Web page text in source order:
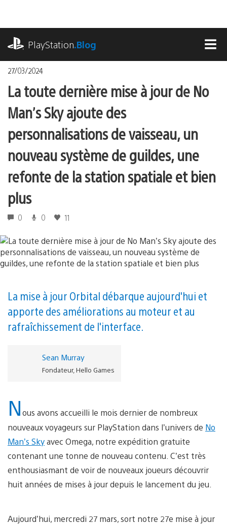
contenu
PlayStation.Blog
27/03/2024
La toute dernière mise à jour de No
Man’s Sky ajoute des
personnalisations de vaisseau, un
nouveau système de guildes, une
refonte de la station spatiale et bien
plus
0 0 11
La mise à jour Orbital débarque aujourd'hui et
apporte des améliorations au moteur et au
rafraîchissement de l'interface.
Sean Murray
Fondateur, Hello Games
Nous avons accueilli le mois dernier de nombreux
nouveaux voyageurs sur PlayStation dans l’univers de No
Man’s Skyavec Omega, notre expédition gratuite
contenant une tonne de nouveau contenu. C’est très
enthousiasmant de voir de nouveaux joueurs découvrir
huit années de mises à jour depuis le lancement du jeu.
Aujourd’hui, mercredi 27 mars, sort notre 27e mise à jour